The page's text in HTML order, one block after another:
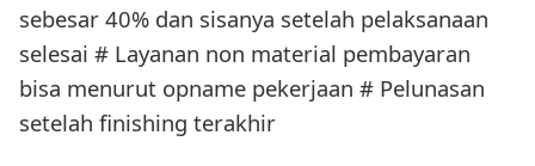
sebesar 40% dan sisanya setelah pelaksanaan
selesai # Layanan non material pembayaran
bisa menurut opname pekerjaan # Pelunasan
setelah finishing terakhir